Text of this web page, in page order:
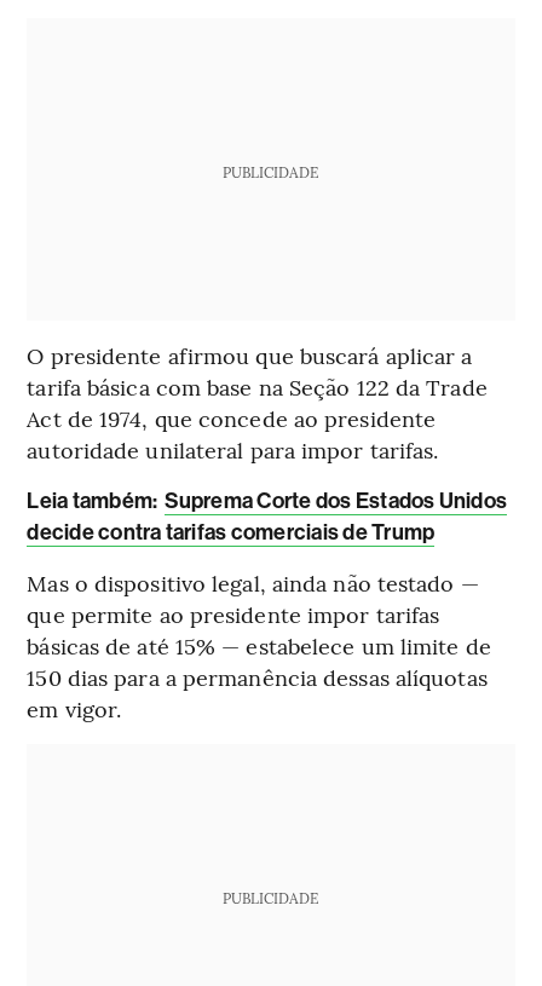
PUBLICIDADE
O presidente afirmou que buscará aplicar a
tarifa básica com base na Seção 122 da Trade
Act de 1974, que concede ao presidente
autoridade unilateral para impor tarifas.
Leia também: Suprema Corte dos Estados Unidos
decide contra tarifas comerciais de Trump
Mas o dispositivo legal, ainda não testado —
que permite ao presidente impor tarifas
básicas de até 15% — estabelece um limite de
150 dias para a permanência dessas alíquotas
em vigor.
PUBLICIDADE